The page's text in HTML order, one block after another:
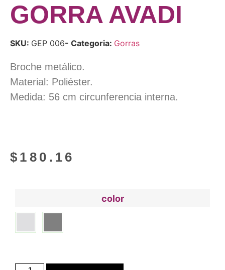
GORRA AVADI
SKU: GEP 006- Categoria: Gorras
Broche metálico.
Material: Poliéster.
Medida: 56 cm circunferencia interna.
$ 180.16
color